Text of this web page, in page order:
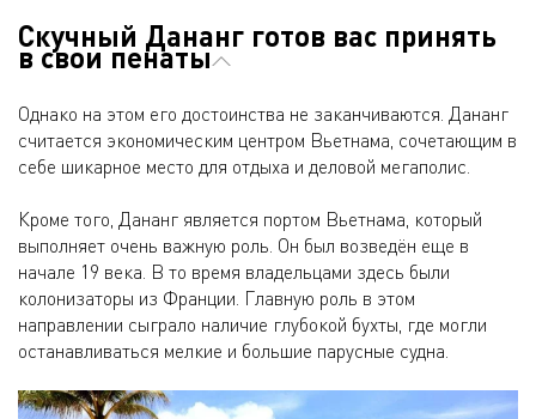
Скучный Дананг готов вас принять
в свои пенаты
Однако на этом его достоинства не заканчиваются. Дананг
считается экономическим центром Вьетнама, сочетающим в
себе шикарное место для отдыха и деловой мегаполис.
Кроме того, Дананг является портом Вьетнама, который
выполняет очень важную роль. Он был возведён еще в
начале 19 века. В то время владельцами здесь были
колонизаторы из Франции. Главную роль в этом
направлении сыграло наличие глубокой бухты, где могли
останавливаться мелкие и большие парусные судна.